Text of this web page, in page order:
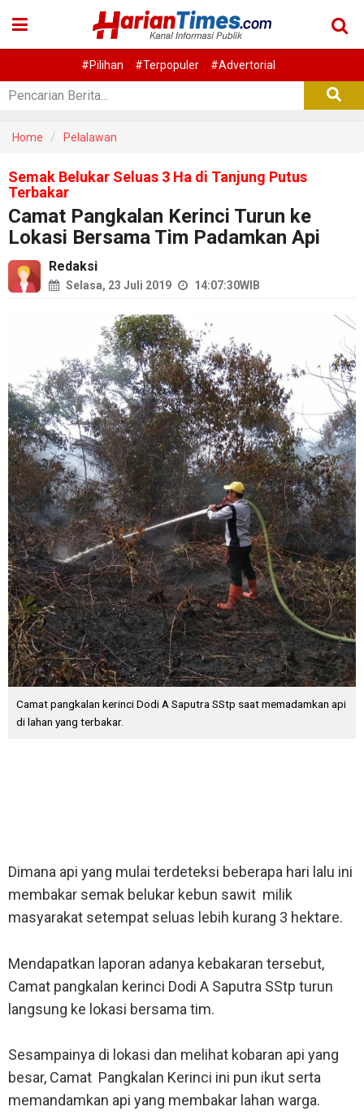
#Pilihan #Terpopuler #Advertorial
Home Pelalawan
Semak Belukar Seluas 3 Ha di Tanjung Putus
Terbakar
Camat Pangkalan Kerinci Turun ke
Lokasi Bersama Tim Padamkan Api
Redaksi
Selasa, 23 Juli 2019 14:07:30WIB
Camat pangkalan kerinci Dodi A Saputra SStp saat memadamkan api
di lahan yang terbakar.
Dimana api yang mulai terdeteksi beberapa hari lalu ini
membakar semak belukar kebun sawit milik
masyarakat setempat seluas lebih kurang 3 hektare.
Mendapatkan laporan adanya kebakaran tersebut,
Camat pangkalan kerinci Dodi A Saputra SStp turun
langsung ke lokasi bersama tim.
Sesampainya di lokasi dan melihat kobaran api yang
besar, Camat Pangkalan Kerinci ini pun ikut serta
memandamkan api yang membakar lahan warga.